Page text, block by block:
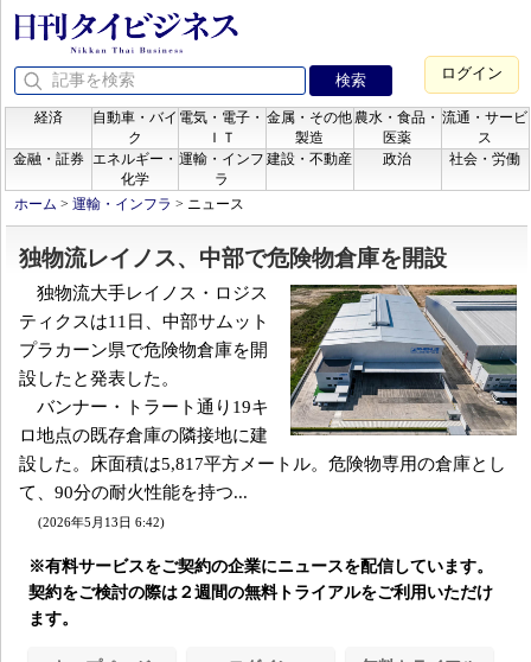
ログイン
経済
自動車・バイ
ク
電気・電子・
ＩＴ
金属・その他
製造
農水・食品・
医薬
流通・サービ
ス
金融・証券
エネルギー・
化学
運輸・インフ
ラ
建設・不動産 政治 社会・労働
ホーム > 運輸・インフラ > ニュース
独物流レイノス、中部で危険物倉庫を開設
独物流大手レイノス・ロジス
ティクスは11日、中部サムット
プラカーン県で危険物倉庫を開
設したと発表した。
バンナー・トラート通り19キ
ロ地点の既存倉庫の隣接地に建
設した。床面積は5,817平方メートル。危険物専用の倉庫とし
て、90分の耐火性能を持つ...
(2026年5月13日 6:42)
※有料サービスをご契約の企業にニュースを配信しています。
契約をご検討の際は２週間の無料トライアルをご利用いただけ
ます。